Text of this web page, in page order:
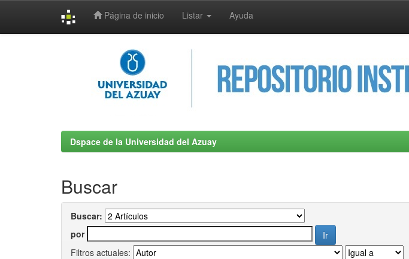
Página de inicio Listar Ayuda
Dspace de la Universidad del Azuay
Buscar
Buscar:
por
Filtros actuales: